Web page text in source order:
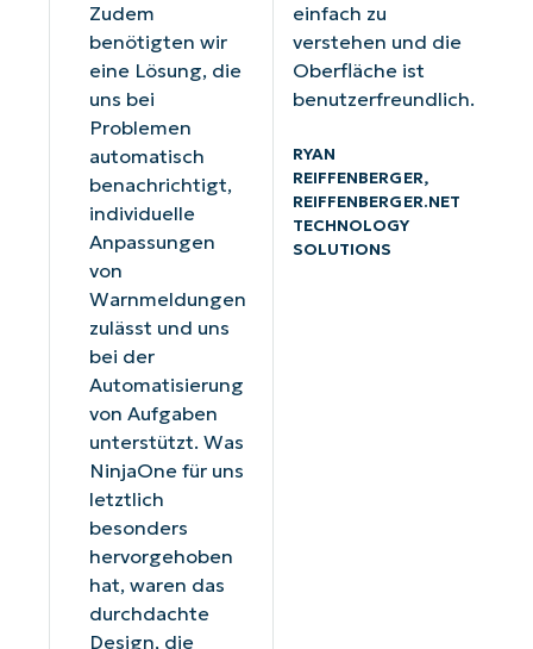
Zudem
benötigten wir
eine Lösung, die
uns bei
Problemen
automatisch
benachrichtigt,
individuelle
Anpassungen
von
Warnmeldungen
zulässt und uns
bei der
Automatisierung
von Aufgaben
unterstützt. Was
NinjaOne für uns
letztlich
besonders
hervorgehoben
hat, waren das
durchdachte
Design, die
einfach zu
verstehen und die
Oberfläche ist
benutzerfreundlich.
RYAN
REIFFENBERGER,
REIFFENBERGER.NET
TECHNOLOGY
SOLUTIONS